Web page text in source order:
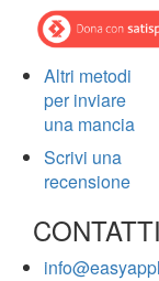
Altri metodi
per inviare
una mancia
Scrivi una
recensione
CONTATTI